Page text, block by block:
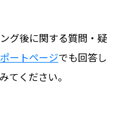
グ後に関する質問・疑
ートページでも回答し
てください。